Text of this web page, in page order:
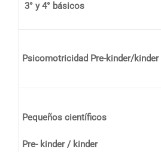
3° y 4° básicos
Psicomotricidad Pre-kinder/kinder
Pequeños científicos
Pre- kinder / kinder